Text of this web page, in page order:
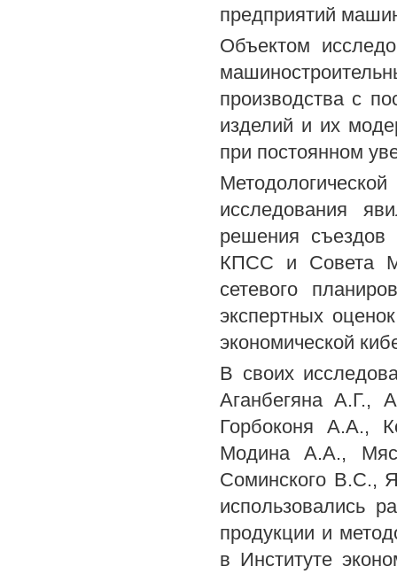
предприятий
Объектом
производства с
изделий и их
при постоянном
исследования
решения
КПСС и Совета
сетевого
экспертных
экономической
В своих
Аганбегяна А.Г.,
Горбоконя А.А.,
Модина А.А.,
Соминского B.C.,
использовались
продукции и
в Институте